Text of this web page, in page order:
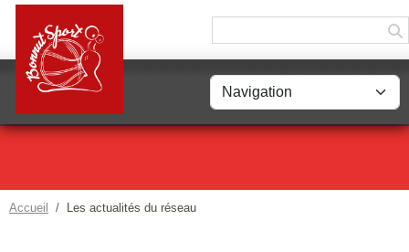
Accueil Les actualités du réseau